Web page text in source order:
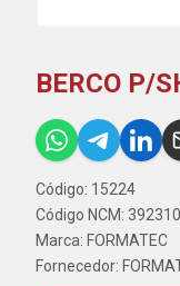
BERCO P/
Código: 15224
Código NCM:
Marca: FORMATEC
Fornecedor: